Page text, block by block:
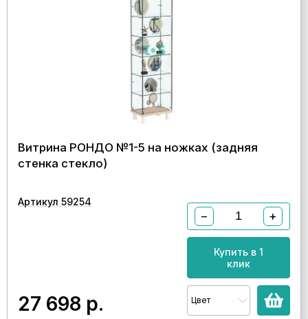
Витрина РОНДО №1-5 на ножках (задняя
стенка стекло)
Артикул 59254
27 698 р.
− +
Купить в 1
клик
Цвет